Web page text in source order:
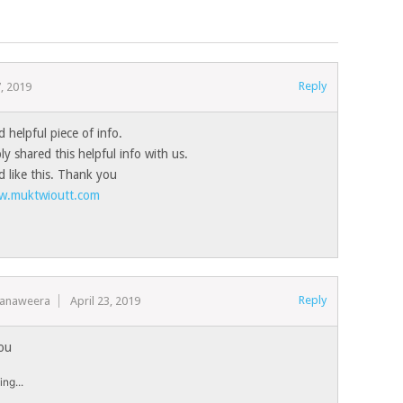
2019 Reply
helpful piece of info.
shared this helpful info with us.
like this. Thank you
April 23, 2019 Reply